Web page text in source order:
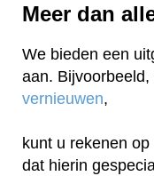
Meer dan
We bieden een
aan.
vernieuwen,
kunt u rekenen
dat hierin